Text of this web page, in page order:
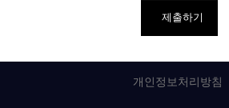
제출하기
개인정보처리방침